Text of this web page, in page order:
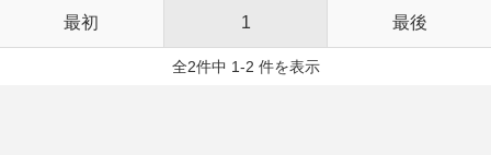
最初 1 最後
全2件中 1-2 件を表示